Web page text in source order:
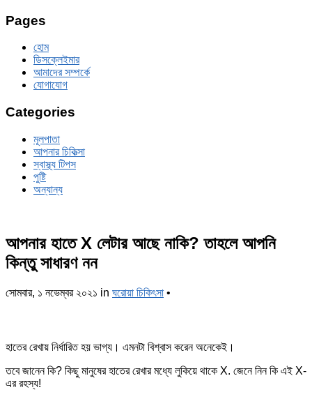
Pages
হোম
ডিসক্লেইমার
আমাদের সম্পর্কে
যোগাযোগ
Categories
মূলপাতা
আপনার চিকিত্‍সা
স্বাস্থ্য টিপস
পুষ্টি
অন্যান্য
আপনার হাতে X লেটার আছে নাকি? তাহলে আপনি
কিন্তু সাধারণ নন
সোমবার, ১ নভেম্বর ২০২১ in ঘরোয়া চিকিৎসা •
হাতের রেখায় নির্ধারিত হয় ভাগ্য। এমনটা বিশ্বাস করেন অনেকেই।
তবে জানেন কি? কিছু মানুষের হাতের রেখার মধ্যে লুকিয়ে থাকে X. জেনে নিন কি এই X-
এর রহস্য!